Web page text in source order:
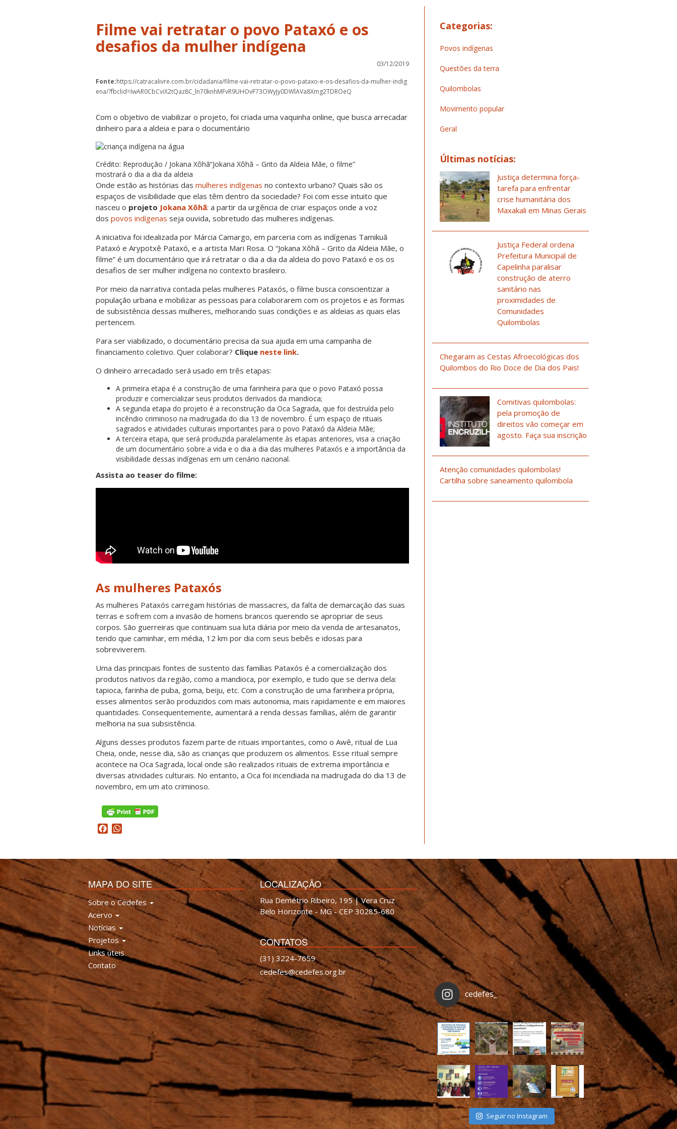
Filme vai retratar o povo Pataxó e os
desafios da mulher indígena
03/12/2019
Fonte:https://catracalivre.com.br/cidadania/filme-vai-retratar-o-povo-pataxo-e-os-desafios-da-mulher-indig
ena/?fbclid=IwAR0CbCviX2tQaz8C_ln70knhMFvR9UHOvF73OWyJy0DWlAVa8Xmg2TDROeQ
Com o objetivo de viabilizar o projeto, foi criada uma vaquinha online, que busca arrecadar
dinheiro para a aldeia e para o documentário
Crédito: Reprodução / Jokana Xôhã“Jokana Xôhã – Grito da Aldeia Mãe, o filme”
mostrará o dia a dia da aldeia
Onde estão as histórias das mulheres indígenas no contexto urbano? Quais são os
espaços de visibilidade que elas têm dentro da sociedade? Foi com esse intuito que
nasceu o projeto Jokana Xôhã: a partir da urgência de criar espaços onde a voz
dos povos indígenas seja ouvida, sobretudo das mulheres indígenas.
A iniciativa foi idealizada por Márcia Camargo, em parceria com as indígenas Tamikuã
Pataxó e Arypotxê Pataxó, e a artista Mari Rosa. O “Jokana Xôhã – Grito da Aldeia Mãe, o
filme” é um documentário que irá retratar o dia a dia da aldeia do povo Pataxó e os os
desafios de ser mulher indígena no contexto brasileiro.
Por meio da narrativa contada pelas mulheres Pataxós, o filme busca conscientizar a
população urbana e mobilizar as pessoas para colaborarem com os projetos e as formas
de subsistência dessas mulheres, melhorando suas condições e as aldeias as quais elas
pertencem.
Para ser viabilizado, o documentário precisa da sua ajuda em uma campanha de
financiamento coletivo. Quer colaborar? Clique neste link.
O dinheiro arrecadado será usado em três etapas:
A primeira etapa é a construção de uma farinheira para que o povo Pataxó possa
produzir e comercializar seus produtos derivados da mandioca;
A segunda etapa do projeto é a reconstrução da Oca Sagrada, que foi destruída pelo
incêndio criminoso na madrugada do dia 13 de novembro. É um espaço de rituais
sagrados e atividades culturais importantes para o povo Pataxó da Aldeia Mãe;
A terceira etapa, que será produzida paralelamente às etapas anteriores, visa a criação
de um documentário sobre a vida e o dia a dia das mulheres Pataxós e a importância da
visibilidade dessas indígenas em um cenário nacional.
Assista ao teaser do filme:
As mulheres Pataxós
As mulheres Pataxós carregam histórias de massacres, da falta de demarcação das suas
terras e sofrem com a invasão de homens brancos querendo se apropriar de seus
corpos. São guerreiras que continuam sua luta diária por meio da venda de artesanatos,
tendo que caminhar, em média, 12 km por dia com seus bebês e idosas para
sobreviverem.
Uma das principais fontes de sustento das famílias Pataxós é a comercialização dos
produtos nativos da região, como a mandioca, por exemplo, e tudo que se deriva dela:
tapioca, farinha de puba, goma, beiju, etc. Com a construção de uma farinheira própria,
esses alimentos serão produzidos com mais autonomia, mais rapidamente e em maiores
quantidades. Consequentemente, aumentará a renda dessas famílias, além de garantir
melhoria na sua subsistência.
Alguns desses produtos fazem parte de rituais importantes, como o Awê, ritual de Lua
Cheia, onde, nesse dia, são as crianças que produzem os alimentos. Esse ritual sempre
acontece na Oca Sagrada, local onde são realizados rituais de extrema importância e
diversas atividades culturais. No entanto, a Oca foi incendiada na madrugada do dia 13 de
novembro, em um ato criminoso.
Facebook
Categorias:
Povos indígenas
Questões da terra
Quilombolas
Movimento popular
Geral
Últimas notícias:
Justiça determina força-
tarefa para enfrentar
crise humanitária dos
Maxakali em Minas Gerais
Justiça Federal ordena
Prefeitura Municipal de
Capelinha paralisar
construção de aterro
sanitário nas
proximidades de
Comunidades
Quilombolas
Chegaram as Cestas Afroecológicas dos
Quilombos do Rio Doce de Dia dos Pais!
Comitivas quilombolas:
pela promoção de
direitos vão começar em
agosto. Faça sua inscrição
Atenção comunidades quilombolas!
Cartilha sobre saneamento quilombola
MAPA DO SITE
Sobre o Cedefes
Acervo
Notícias
Projetos
Links úteis
Contato
LOCALIZAÇÃO
Rua Demétrio Ribeiro, 195 | Vera Cruz
Belo Horizonte - MG - CEP 30285-680
CONTATOS
(31) 3224-7659
cedefes@cedefes.org.br
cedefes_
Seguir no Instagram